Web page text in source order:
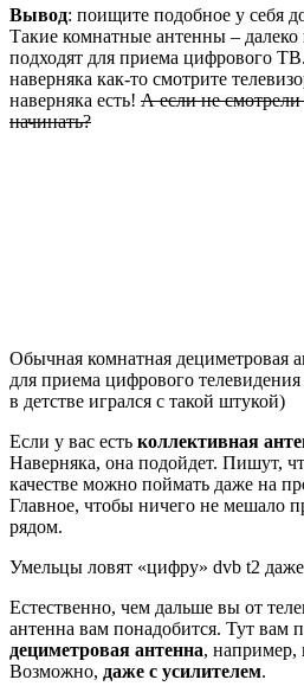
Вывод: поищите подобное у себя
Такие комнатные антенны – далеко
подходят для приема цифрового
наверняка как-то смотрите
наверняка есть! А если не
начинать?
Обычная комнатная дециметровая
для приема цифрового
в детстве игрался с такой штукой)
Если у вас есть коллективная
Наверняка, она подойдет. Пишут,
качестве можно поймать даже на
Главное, чтобы ничего не мешало
рядом.
Умельцы ловят «цифру» dvb t2
Естественно, чем дальше вы от
антенна вам понадобится. Тут вам
дециметровая антенна, например,
Возможно, даже с усилителем.